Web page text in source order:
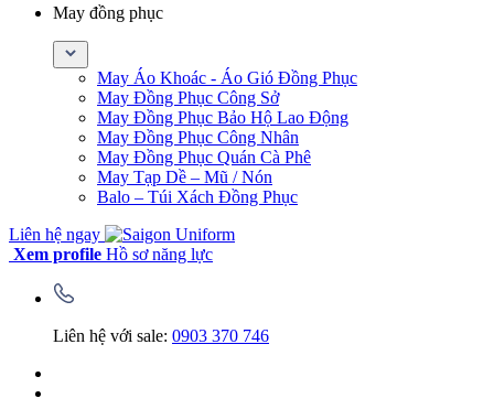
May đồng phục
May Áo Khoác - Áo Gió Đồng Phục
May Đồng Phục Công Sở
May Đồng Phục Bảo Hộ Lao Động
May Đồng Phục Công Nhân
May Đồng Phục Quán Cà Phê
May Tạp Dề – Mũ / Nón
Balo – Túi Xách Đồng Phục
Liên hệ ngay
Xem profile Hồ sơ năng lực
Liên hệ với sale: 0903 370 746